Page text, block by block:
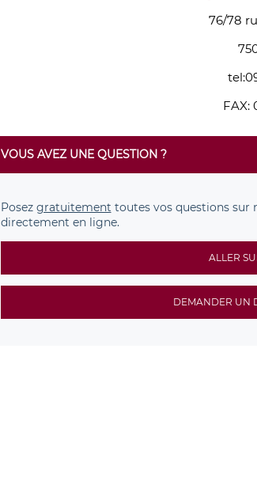
76/78
FAX:
VOUS AVEZ UNE QUESTION ?
Posez gratuitement toutes vos questions sur
directement en ligne.
ALLER
DEMANDER UN